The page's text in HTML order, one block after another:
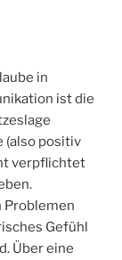
in
ist die
(also positiv
verpflichtet
Problemen
Gefühl
Über eine